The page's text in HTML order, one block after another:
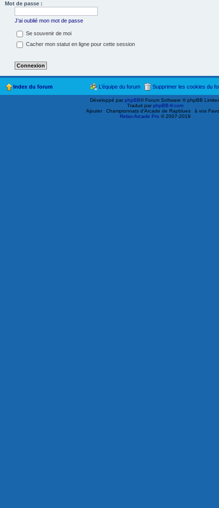
Mot de passe :
J’ai oublié mon mot de passe
Se souvenir de moi
Cacher mon statut en ligne pour cette session
Index du forum Supprimer les cookies du
L’équipe du forum
Développé parphpBB® Forum Software © phpBB
Traduit parphpBB-fr.com
Ajouter
Championnats d'Arcade de Rapblues
à vos
Relax-Arcade Pro © 2007-2019